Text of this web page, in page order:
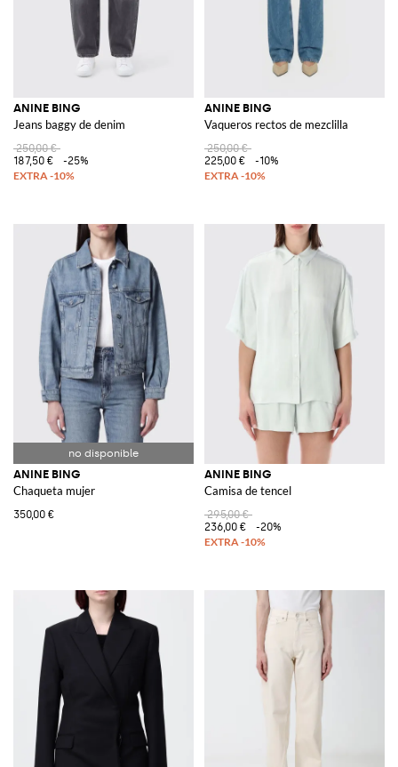
ANINE BING
Jeans baggy de denim
250,00 €
187,50 €
-25%
ANINE BING
Vaqueros rectos de mezclilla
250,00 €
225,00 €
-10%
ANINE BING
Chaqueta mujer
350,00 €
ANINE BING
Camisa de tencel
295,00 €
236,00 €
-20%